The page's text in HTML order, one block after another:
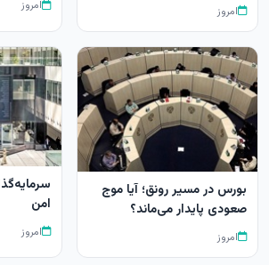
امروز امروز
بورس در مسیر رونق؛ آیا موج
صعودی پایدار می‌ماند؟
امروز
امن
امروز